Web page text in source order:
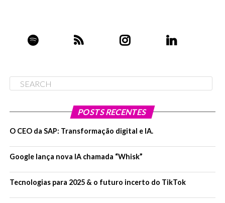
POSTS RECENTES
O CEO da SAP: Transformação digital e IA.
Google lança nova IA chamada “Whisk”
Tecnologias para 2025 & o futuro incerto do TikTok